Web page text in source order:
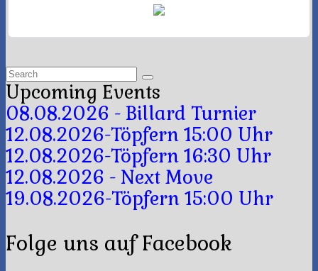
Search
for:
Upcoming Events
08.08.2026 - Billard Turnier
12.08.2026-Töpfern 15:00 Uhr
12.08.2026-Töpfern 16:30 Uhr
12.08.2026 - Next Move
19.08.2026-Töpfern 15:00 Uhr
Folge uns auf Facebook